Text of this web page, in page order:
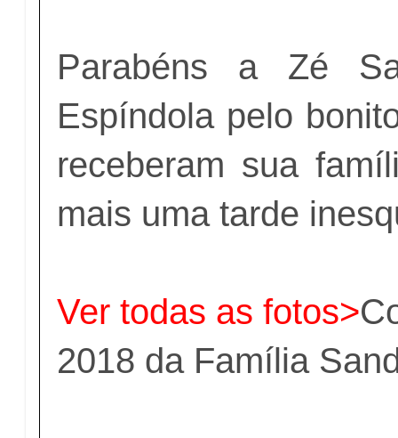
Parabéns a Zé
Espíndola pelo
receberam sua
mais uma tarde
Ver todas as fotos>
2018 da Família